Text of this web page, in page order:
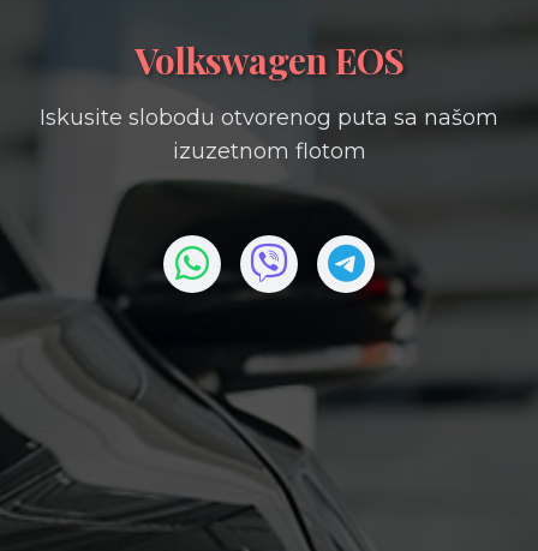
Volkswagen EOS
Iskusite slobodu otvorenog puta sa našom
izuzetnom flotom